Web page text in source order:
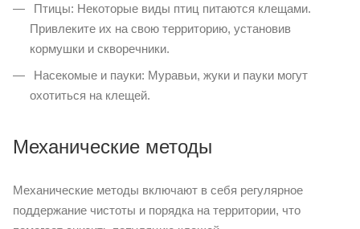
Птицы: Некоторые виды птиц питаются клещами.
Привлеките их на свою территорию, установив
кормушки и скворечники.
Насекомые и пауки: Муравьи, жуки и пауки могут
охотиться на клещей.
Механические методы
Механические методы включают в себя регулярное
поддержание чистоты и порядка на территории, что